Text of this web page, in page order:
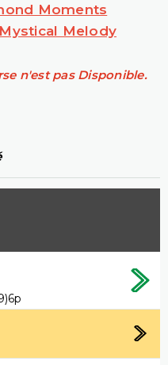
Moments
Mystical Melody
n'est pas Disponible.